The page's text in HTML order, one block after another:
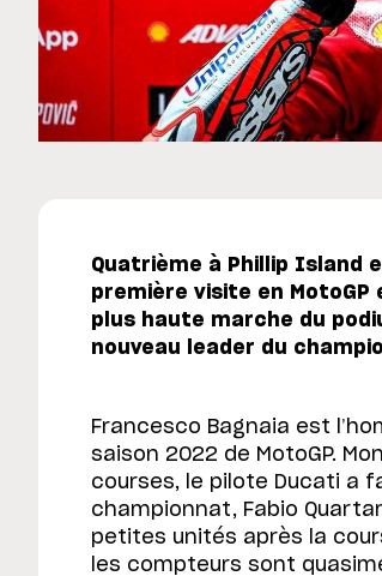
Quatrième à Phillip Island
première visite en
plus haute marche du
nouveau leader du
Francesco Bagnaia est
saison 2022 de MotoGP.
courses, le pilote Ducati a
championnat, Fabio
petites unités après la
les compteurs sont